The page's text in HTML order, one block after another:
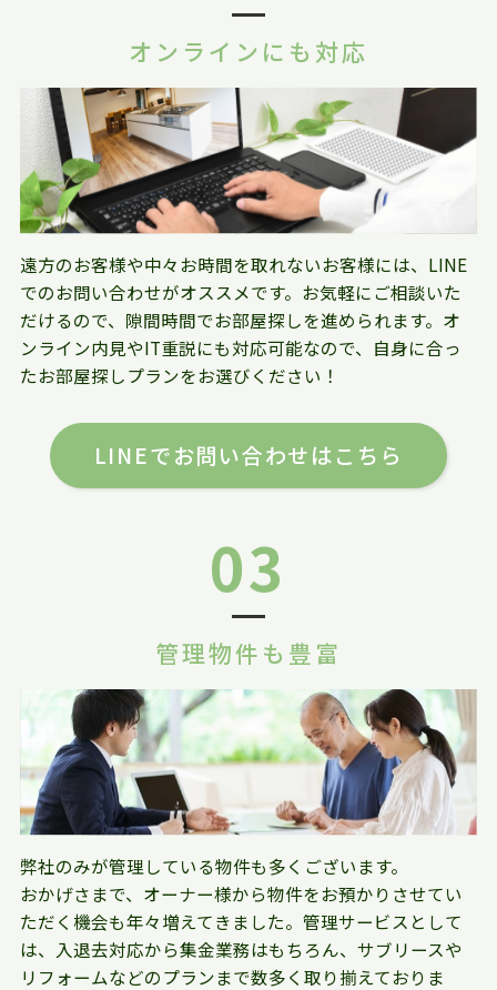
オンラインにも対応
遠方のお客様や中々お時間を取れないお客様には、LINE
でのお問い合わせがオススメです。お気軽にご相談いた
だけるので、隙間時間でお部屋探しを進められます。オ
ンライン内見やIT重説にも対応可能なので、自身に合っ
たお部屋探しプランをお選びください！
LINEでお問い合わせはこちら
03
管理物件も豊富
弊社のみが管理している物件も多くございます。
おかげさまで、オーナー様から物件をお預かりさせてい
ただく機会も年々増えてきました。管理サービスとして
は、入退去対応から集金業務はもちろん、サブリースや
リフォームなどのプランまで数多く取り揃えておりま